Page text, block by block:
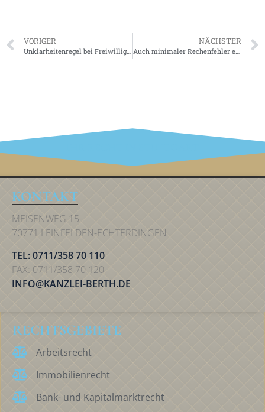
VORIGER NÄCHSTER
Auch minimaler Rechenfehler entfristet das Arbeitsverhältnis
KONTAKT
MEISENWEG 15
70771 LEINFELDEN-ECHTERDINGEN
TEL: 0711/358 70 110
FAX: 0711/358 70 120
INFO@KANZLEI-BERTH.DE
RECHTSGEBIETE
Arbeitsrecht
Immobilienrecht
Bank- und Kapitalmarktrecht